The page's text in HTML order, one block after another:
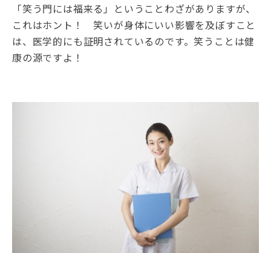
「笑う門には福来る」ということわざがありますが、
これはホント！ 笑いが身体にいい影響を及ぼすこと
は、医学的にも証明されているのです。笑うことは健
康の源ですよ！